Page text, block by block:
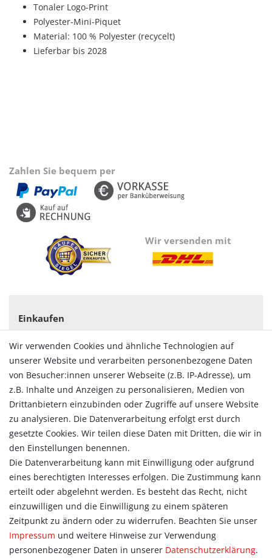
Tonaler Logo-Print
Polyester-Mini-Piquet
Material: 100 % Polyester (recycelt)
Lieferbar bis 2028
Zahlen Sie bequem per
Wir versenden mit
Einkaufen
Zahlungsarten
Versandarten & -kosten
Widerrufsrecht
Vertrag widerrufen
Konto
Login
Registrieren
Warenkorb
Zur Kasse
Allgemein
Kontakt
Datenschutzerklärung
AGB
Impressum
Wir verwenden Cookies und ähnliche Technologien auf
unserer Website und verarbeiten personenbezogene Daten
von Besucher:innen unserer Webseite (z.B. IP-Adresse), um
z.B. Inhalte und Anzeigen zu personalisieren, Medien von
Drittanbietern einzubinden oder Zugriffe auf unsere Website
zu analysieren. Die Datenverarbeitung erfolgt erst durch
gesetzte Cookies. Wir teilen diese Daten mit Dritten, die wir in
den Einstellungen benennen.
Die Datenverarbeitung kann mit Einwilligung oder aufgrund
eines berechtigten Interesses erfolgen. Die Zustimmung kann
erteilt oder abgelehnt werden. Es besteht das Recht, nicht
einzuwilligen und die Einwilligung zu einem späteren
Zeitpunkt zu ändern oder zu widerrufen. Beachten Sie unser
Impressum und weitere Hinweise zur Verwendung
personenbezogener Daten in unserer Daten­schutz­erklärung.